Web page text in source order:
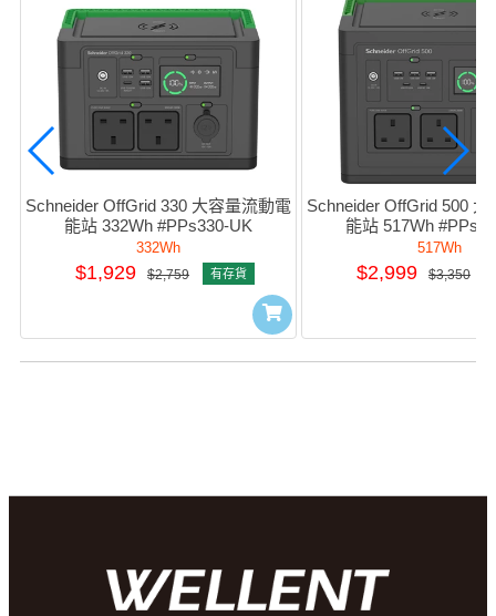
Schneider OffGrid 330 大容量流動電
能站 332Wh #PPs330-UK
332Wh
$1,929 $2,759 有存貨
Schneider OffGrid 500 大
能站 517Wh
517Wh
$2,999 $3,350